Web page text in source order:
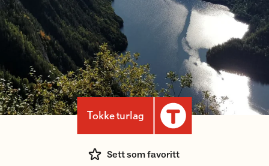
Tokke turlag
Sett som favoritt